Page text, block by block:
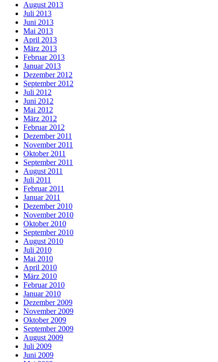
August 2013
Juli 2013
Juni 2013
Mai 2013
April 2013
März 2013
Februar 2013
Januar 2013
Dezember 2012
September 2012
Juli 2012
Juni 2012
Mai 2012
März 2012
Februar 2012
Dezember 2011
November 2011
Oktober 2011
September 2011
August 2011
Juli 2011
Februar 2011
Januar 2011
Dezember 2010
November 2010
Oktober 2010
September 2010
August 2010
Juli 2010
Mai 2010
April 2010
März 2010
Februar 2010
Januar 2010
Dezember 2009
November 2009
Oktober 2009
September 2009
August 2009
Juli 2009
Juni 2009